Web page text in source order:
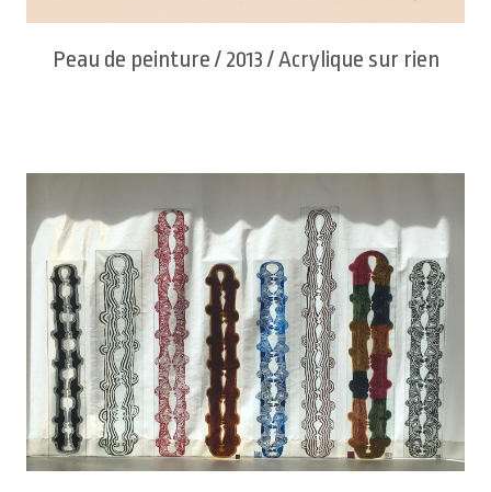
Peau de peinture / 2013 / Acrylique sur rien